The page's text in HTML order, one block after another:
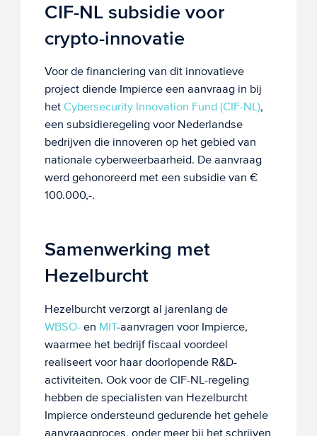
CIF-NL subsidie voor
crypto-innovatie
Voor de financiering van dit innovatieve
project diende Impierce een aanvraag in bij
het Cybersecurity Innovation Fund (CIF-NL),
een subsidieregeling voor Nederlandse
bedrijven die innoveren op het gebied van
nationale cyberweerbaarheid. De aanvraag
werd gehonoreerd met een subsidie van €
100.000,-.
Samenwerking met
Hezelburcht
Hezelburcht verzorgt al jarenlang de
WBSO-en MIT-aanvragen voor Impierce,
waarmee het bedrijf fiscaal voordeel
realiseert voor haar doorlopende R&D-
activiteiten. Ook voor de CIF-NL-regeling
hebben de specialisten van Hezelburcht
Impierce ondersteund gedurende het gehele
aanvraagproces, onder meer bij het schrijven